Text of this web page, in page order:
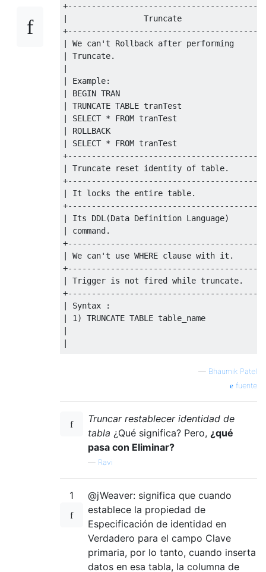
+----------------------------------------
|                Truncate
+----------------------------------------
| We can't Rollback after performing
| Truncate.
|
| Example:
| BEGIN TRAN
| TRUNCATE TABLE tranTest
| SELECT * FROM tranTest
| ROLLBACK
| SELECT * FROM tranTest
+----------------------------------------
| Truncate reset identity of table.
+----------------------------------------
| It locks the entire table.
+----------------------------------------
| Its DDL(Data Definition Language)
| command.
+----------------------------------------
| We can't use WHERE clause with it.
+----------------------------------------
| Trigger is not fired while
+----------------------------------------
| Syntax :
| 1) TRUNCATE TABLE table_name
|                                        | 2)
|                                        |
— Bhaumik Patel
fuente
Truncar restablecer identidad de
tabla ¿Qué significa? Pero, ¿qué
pasa con Eliminar?
— Ravi
1
@jWeaver: significa que cuando
establece la propiedad de
Especificación de identidad en
Verdadero para el campo Clave
primaria, por lo tanto, cuando inserta
datos en esa tabla, la columna de